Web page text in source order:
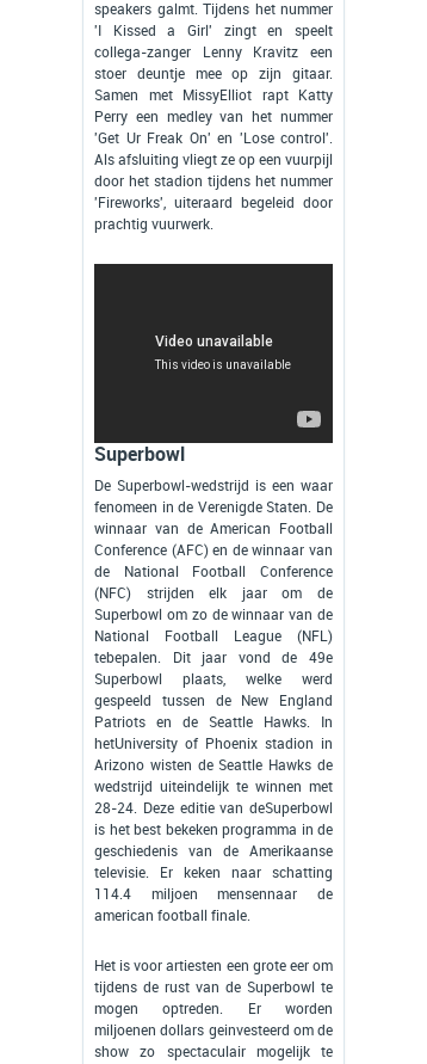
speakers galmt. Tijdens het nummer
'I Kissed a Girl' zingt en speelt
collega-zanger Lenny Kravitz een
stoer deuntje mee op zijn gitaar.
Samen met MissyElliot rapt Katty
Perry een medley van het nummer
'Get Ur Freak On' en 'Lose control'.
Als afsluiting vliegt ze op een vuurpijl
door het stadion tijdens het nummer
'Fireworks', uiteraard begeleid door
prachtig vuurwerk.
Superbowl
De Superbowl-wedstrijd is een waar
fenomeen in de Verenigde Staten. De
winnaar van de American Football
Conference (AFC) en de winnaar van
de National Football Conference
(NFC) strijden elk jaar om de
Superbowl om zo de winnaar van de
National Football League (NFL)
tebepalen. Dit jaar vond de 49e
Superbowl plaats, welke werd
gespeeld tussen de New England
Patriots en de Seattle Hawks. In
hetUniversity of Phoenix stadion in
Arizono wisten de Seattle Hawks de
wedstrijd uiteindelijk te winnen met
28-24. Deze editie van deSuperbowl
is het best bekeken programma in de
geschiedenis van de Amerikaanse
televisie. Er keken naar schatting
114.4 miljoen mensennaar de
american football finale.
Het is voor artiesten een grote eer om
tijdens de rust van de Superbowl te
mogen optreden. Er worden
miljoenen dollars geinvesteerd om de
show zo spectaculair mogelijk te